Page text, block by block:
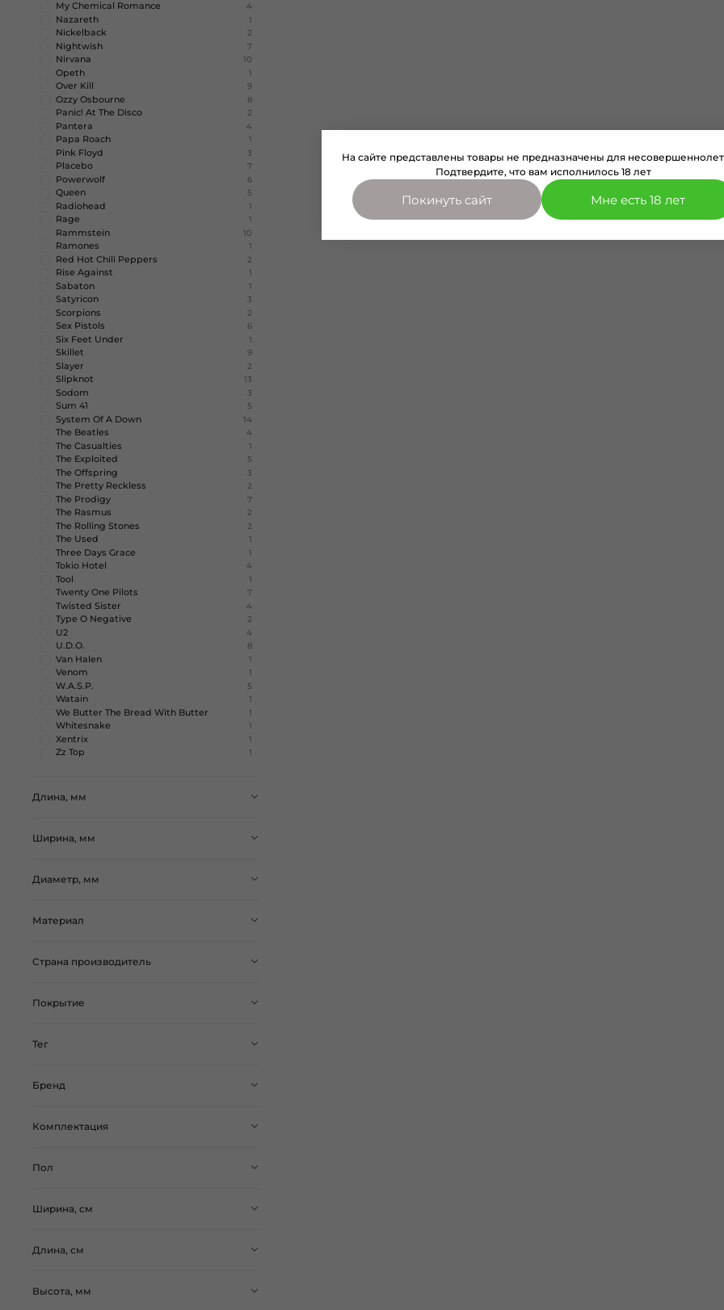
My Chemical Romance 4
Nazareth 1
Nickelback 2
Nightwish 7
Nirvana 10
Opeth 1
Over Kill 9
Ozzy Osbourne 8
Panic! At The Disco 2
Pantera 4
Papa Roach 1
Pink Floyd 3
Placebo 7
Powerwolf 6
Queen 5
Radiohead 1
Rage 1
Rammstein 10
Ramones 1
Red Hot Chili Peppers 2
Rise Against 1
Sabaton 1
Satyricon 3
Scorpions 2
Sex Pistols 6
Six Feet Under 1
Skillet 9
Slayer 2
Slipknot 13
Sodom 3
Sum 41 5
System Of A Down 14
The Beatles 4
The Casualties 1
The Exploited 5
The Offspring 3
The Pretty Reckless 2
The Prodigy 7
The Rasmus 2
The Rolling Stones 2
The Used 1
Three Days Grace 1
Tokio Hotel 4
Tool 1
Twenty One Pilots 7
Twisted Sister 4
Type O Negative 2
U2 4
U.D.O. 8
Van Halen 1
Venom 1
W.A.S.P. 5
Watain 1
We Butter The Bread With Butter 1
Whitesnake 1
Xentrix 1
Zz Top 1
Длина, мм
Ширина, мм
Диаметр, мм
Материал
Страна производитель
Покрытие
Тег
Бренд
Комплектация
Пол
Ширина, см
Длина, см
Высота, мм
На сайте представлены товары не предназначены для
Подтвердите, что вам исполнилось 18 лет
Покинуть сайт Мне есть 18 лет